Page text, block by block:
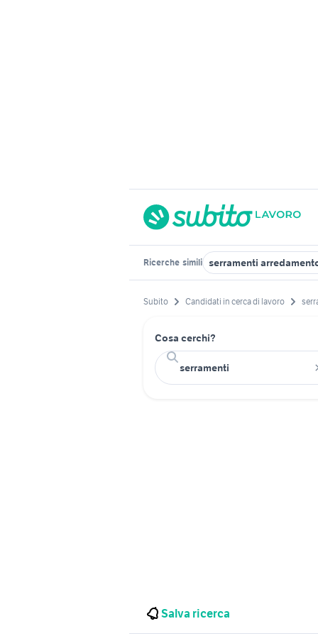
Ricerche simili serramenti
Subito Candidati in cerca di lavoro
Cosa cerchi?
Salva ricerca